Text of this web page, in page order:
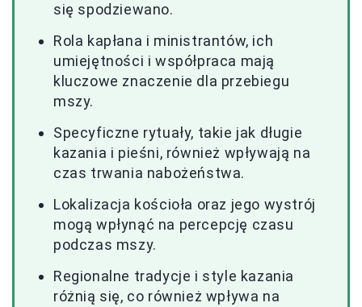
się spodziewano.
Rola kapłana i ministrantów, ich
umiejętności i współpraca mają
kluczowe znaczenie dla przebiegu
mszy.
Specyficzne rytuały, takie jak długie
kazania i pieśni, również wpływają na
czas trwania nabożeństwa.
Lokalizacja kościoła oraz jego wystrój
mogą wpłynąć na percepcję czasu
podczas mszy.
Regionalne tradycje i style kazania
różnią się, co również wpływa na